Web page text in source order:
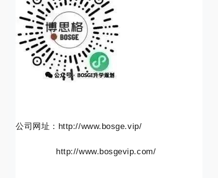
公司网址：http://www.bosge.vip/
http://www.bosgevip.com/